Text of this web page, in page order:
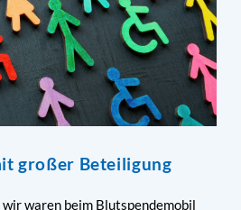
großer Beteiligung
waren beim Blutspendemobil